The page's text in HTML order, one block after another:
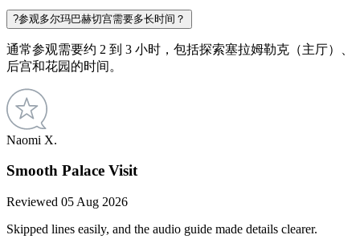
?参观多尔玛巴赫切宫需要多长时间？
通常参观需要约 2 到 3 小时，包括探索塞拉姆勒克（主厅）、
后宫和花园的时间。
Naomi X.
Smooth Palace Visit
Reviewed 05 Aug 2026
Skipped lines easily, and the audio guide made details clearer.